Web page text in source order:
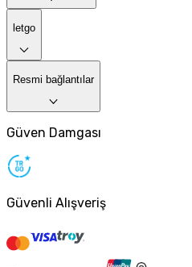
letgo
Resmi bağlantılar
Güven Damgası
Güvenli Alışveriş